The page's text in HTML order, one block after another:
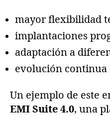
mayor flexibilidad
implantaciones
adaptación a
evolución continua
Un ejemplo de este
EMI Suite 4.0, una